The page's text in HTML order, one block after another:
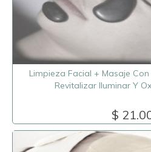
Limpieza Facial + Masaje
Revitalizar Iluminar Y
$